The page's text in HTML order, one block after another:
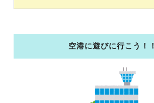
空港に遊びに行こう！！